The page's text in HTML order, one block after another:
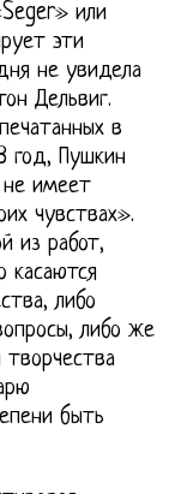
или
эти
не увидела
Дельвиг.
в
год, Пушкин
не имеет
чувствах».
из работ,
касаются
либо
либо же
быть